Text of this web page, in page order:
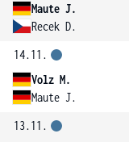
Maute J.
Recek D.
14.11.
Volz M.
Maute J.
13.11.